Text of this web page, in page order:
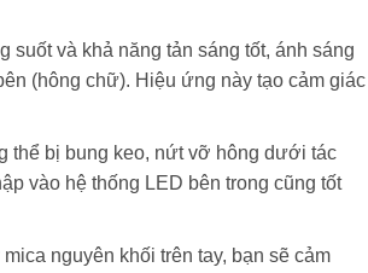
suốt và khả năng tản sáng tốt, ánh sáng
(hông chữ). Hiệu ứng này tạo cảm giác
thể bị bung keo, nứt vỡ hông dưới tác
vào hệ thống LED bên trong cũng tốt
nguyên khối trên tay, bạn sẽ cảm